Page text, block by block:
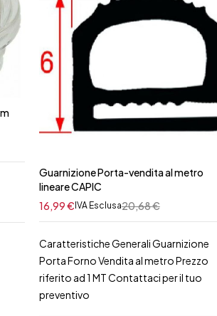
Guarnizione Porta-vendita al metro
lineare CAPIC
20,68€
16,99€IVA Esclusa
Caratteristiche Generali Guarnizione
Porta Forno Vendita al metro Prezzo
riferito ad 1 MT Contattaci per il tuo
preventivo